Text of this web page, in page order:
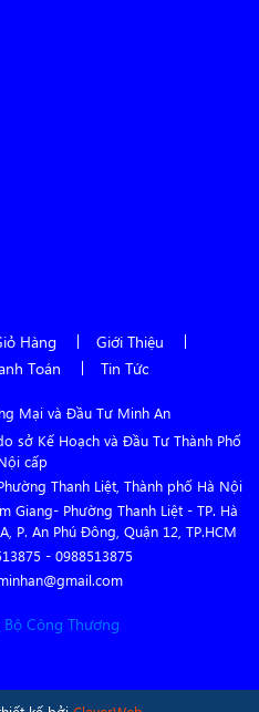
Hàng
Giới Thiệu
Toán Tin Tức
Mại và Đầu Tư Minh An
sở Kế Hoạch và Đầu Tư Thành Phố
cấp
Thanh Liệt, Thành phố Hà Nội
Giang- Phường Thanh Liệt - TP. Hà
P. An Phú Đông, Quận 12, TP.HCM
- 0988513875